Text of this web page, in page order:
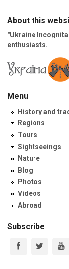
About this
"Ukraine
enthusiasts.
Menu
History and
Regions
Tours
Sightseeings
Nature
Blog
Photos
Videos
Abroad
Subscribe